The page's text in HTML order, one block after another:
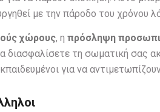
με την πάροδο του χρόνου
χώρους, η πρόσληψη
διασφαλίσετε τη σωματική σας
για να